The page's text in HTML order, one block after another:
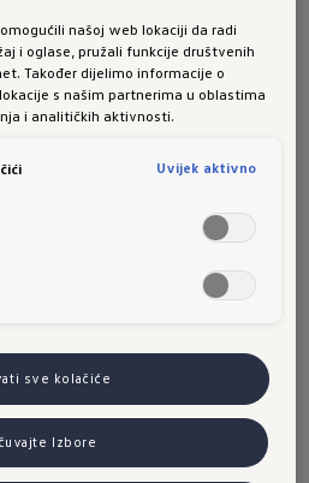
našoj web lokaciji da radi
i oglase, pružali funkcije društvenih
Također dijelimo informacije o
s našim partnerima u oblastima
i analitičkih aktivnosti.
Uvijek aktivno
sve kolačiće
Izbore